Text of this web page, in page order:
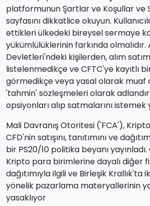
platformunun Şartlar ve Koşullar ve
sayfasını dikkatlice okuyun.
ettikleri ülkedeki bireysel sermaye
yükümlülüklerinin farkında
Devletleri'ndeki kişilerden, alım
listelenmedikçe ve CFTC'ye kayıtlı
görmedikçe veya yasal olarak muaf
'tahmin' sözleşmeleri olarak
opsiyonları alıp satmalarını istemek
Mali Davranış Otoritesi ('FCA'),
CFD'nin satışını, tanıtımını ve
bir PS20/10 politika beyanı
Kripto para birimlerine dayalı diğer
dağıtımıyla ilgili ve Birleşik
yönelik pazarlama materyallerinin
yasaklıyor